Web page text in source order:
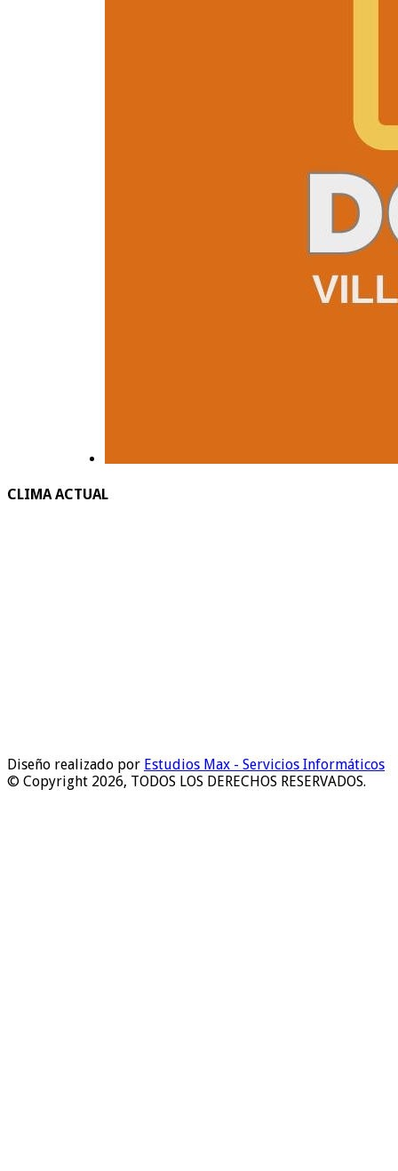
CLIMA ACTUAL
Diseño realizado por Estudios Max - Servicios Informáticos
© Copyright 2026, TODOS LOS DERECHOS RESERVADOS.